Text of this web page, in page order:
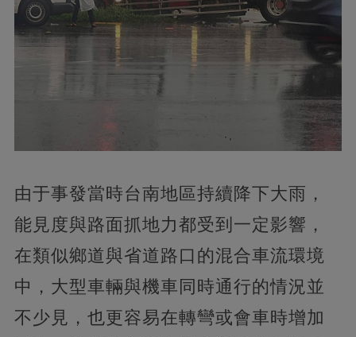
由于事發當時台南地區持續降下大雨，
能見度與路面抓地力都受到一定影響，
在類似鄉道與省道路口的混合車流環境
中，大型車輛與機車同時通行的情況並
不少見，也更容易在轉彎或會車時增加